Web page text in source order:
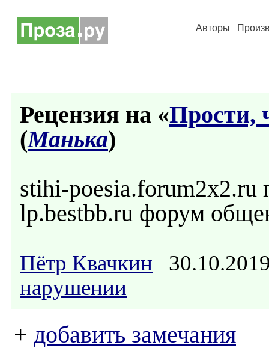
Авторы
Рецензия на «Прости,
(Манька)
stihi-poesia.forum2x2.ru
lp.bestbb.ru форум
Пётр Квачкин
нарушении
+ добавить замечания